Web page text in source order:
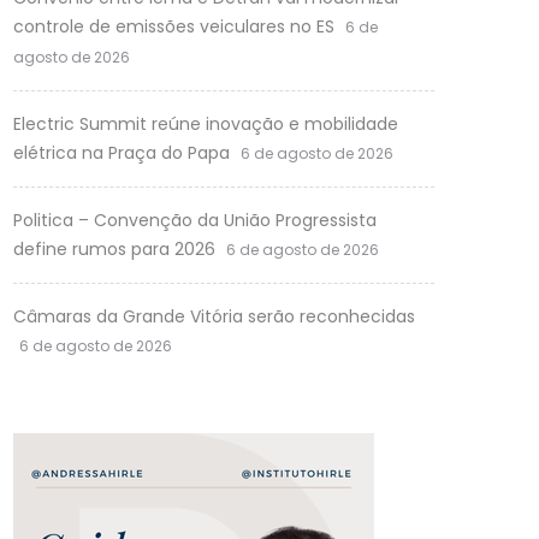
controle de emissões veiculares no ES
6 de
agosto de 2026
Electric Summit reúne inovação e mobilidade
elétrica na Praça do Papa
6 de agosto de 2026
Politica – Convenção da União Progressista
define rumos para 2026
6 de agosto de 2026
Câmaras da Grande Vitória serão reconhecidas
6 de agosto de 2026